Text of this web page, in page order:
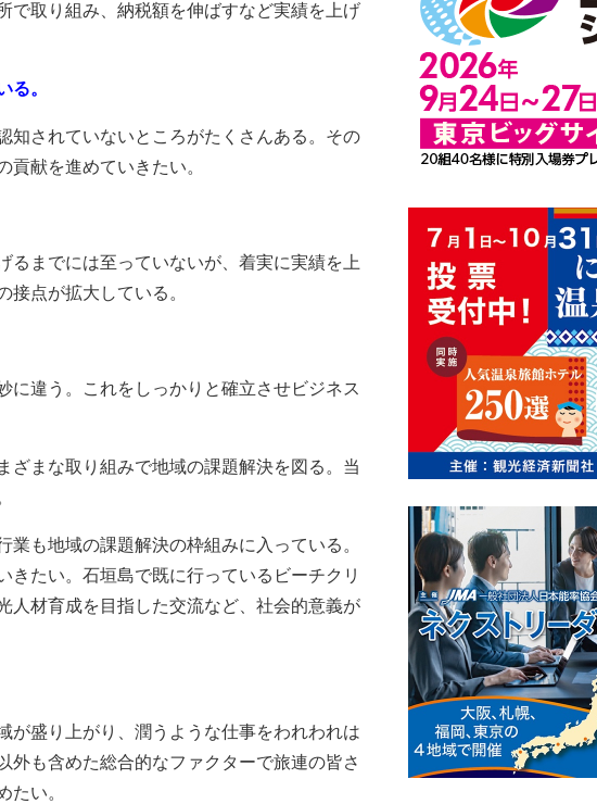
で取り組み、納税額を伸ばすなど実績を上げ
。
知されていないところがたくさんある。その
貢献を進めていきたい。
るまでには至っていないが、着実に実績を上
接点が拡大している。
に違う。これをしっかりと確立させビジネス
まな取り組みで地域の課題解決を図る。当
も地域の課題解決の枠組みに入っている。
たい。石垣島で既に行っているビーチクリ
人材育成を目指した交流など、社会的意義が
が盛り上がり、潤うような仕事をわれわれは
外も含めた総合的なファクターで旅連の皆さ
たい。